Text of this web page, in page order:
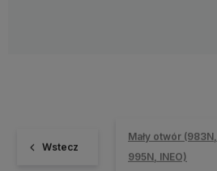
Wstecz
Mały otwór (983N,
995N, INEO)